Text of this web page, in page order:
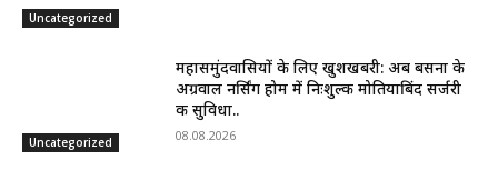
Uncategorized
Uncategorized
महासमुंदवासियों के लिए खुशखबरी: अब बसना के
अग्रवाल नर्सिंग होम में निःशुल्क मोतियाबिंद सर्जरी
की सुविधा..
08.08.2026